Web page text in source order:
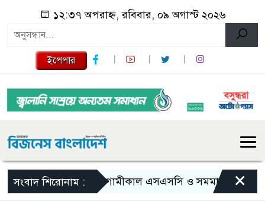
১২:৩৭ অপরাহ্ন, রবিবার, ০৯ অগাস্ট ২০২৬
ইপেপার
সংবাদ শিরোনাম :আগামীকাল এসএসসি ও সমমানের ফল, জানা
×